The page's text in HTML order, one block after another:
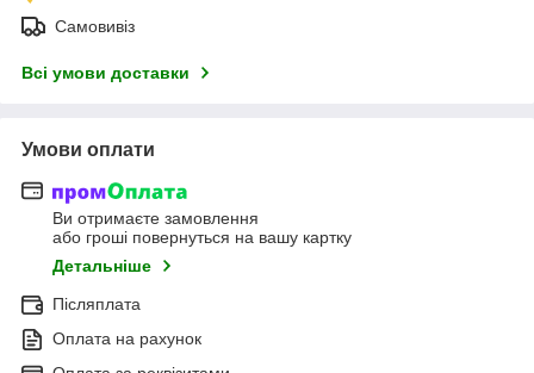
Самовивіз
Всі умови доставки
Умови оплати
Ви отримаєте замовлення
або гроші повернуться на вашу картку
Детальніше
Післяплата
Оплата на рахунок